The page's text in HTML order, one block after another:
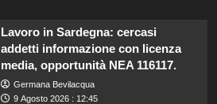
Lavoro in Sardegna: cercasi
addetti informazione con licenza
media, opportunità NEA 116117.
Germana Bevilacqua
9 Agosto 2026 : 12:45